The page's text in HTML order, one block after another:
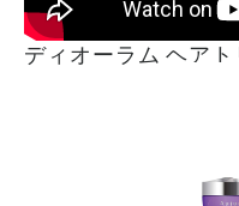
ディオーラム ヘア